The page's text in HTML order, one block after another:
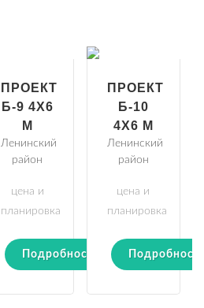
ПРОЕКТ
Б-9 4Х6
М
Ленинский
район
цена и
планировка
Подробности
ПРОЕКТ
Б-10
4Х6 М
Ленинский
район
цена и
планировка